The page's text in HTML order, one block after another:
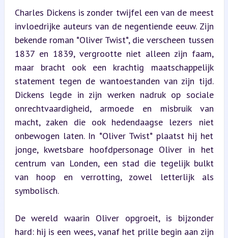
Charles Dickens is zonder twijfel een van de meest
invloedrijke auteurs van de negentiende eeuw. Zijn
bekende roman *Oliver Twist*, die verscheen tussen
1837 en 1839, vergrootte niet alleen zijn faam,
maar bracht ook een krachtig maatschappelijk
statement tegen de wantoestanden van zijn tijd.
Dickens legde in zijn werken nadruk op sociale
onrechtvaardigheid, armoede en misbruik van
macht, zaken die ook hedendaagse lezers niet
onbewogen laten. In *Oliver Twist* plaatst hij het
jonge, kwetsbare hoofdpersonage Oliver in het
centrum van Londen, een stad die tegelijk bulkt
van hoop en verrotting, zowel letterlijk als
symbolisch.
De wereld waarin Oliver opgroeit, is bijzonder
hard: hij is een wees, vanaf het prille begin aan zijn